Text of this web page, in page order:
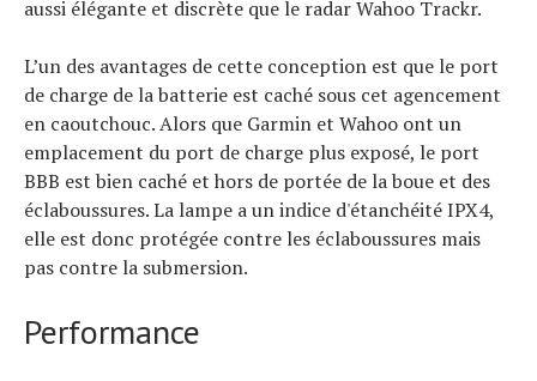
aussi élégante et discrète que le radar Wahoo Trackr.
L’un des avantages de cette conception est que le port
de charge de la batterie est caché sous cet agencement
en caoutchouc. Alors que Garmin et Wahoo ont un
emplacement du port de charge plus exposé, le port
BBB est bien caché et hors de portée de la boue et des
éclaboussures. La lampe a un indice d'étanchéité IPX4,
elle est donc protégée contre les éclaboussures mais
pas contre la submersion.
Performance